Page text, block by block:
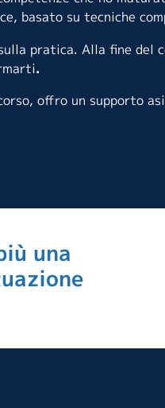
basato su tecniche
pratica. Alla fine del
.
offro un supporto
una